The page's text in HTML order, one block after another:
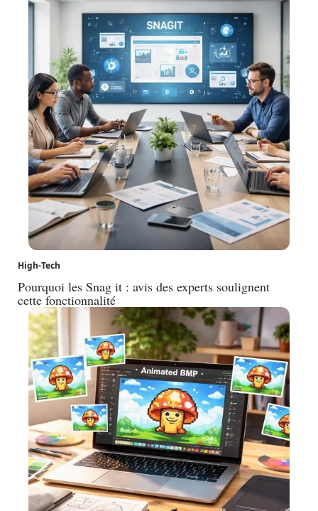
High-Tech
Pourquoi les Snag it : avis des experts soulignent
cette fonctionnalité